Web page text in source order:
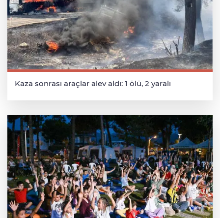
Kaza sonrası araçlar alev aldı: 1 ölü, 2 yaralı